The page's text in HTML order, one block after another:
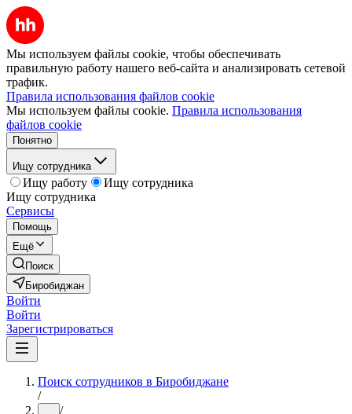
Мы используем файлы cookie, чтобы обеспечивать
правильную работу нашего веб-сайта и анализировать сетевой
трафик.
Правила использования файлов cookie
Мы используем файлы cookie. Правила использования
файлов cookie
Понятно
Ищу сотрудника
Ищу работу
Ищу сотрудника
Ищу сотрудника
Сервисы
Помощь
Ещё
Поиск
Биробиджан
Войти
Войти
Зарегистрироваться
Поиск сотрудников в Биробиджане
/
... /